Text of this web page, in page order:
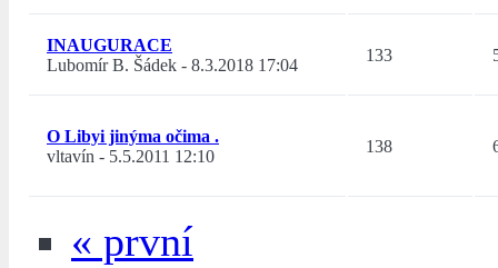
INAUGURACE
Lubomír B. Šádek - 8.3.2018 17:04
133
O Libyi jinýma očima .
vltavín - 5.5.2011 12:10
138
« první